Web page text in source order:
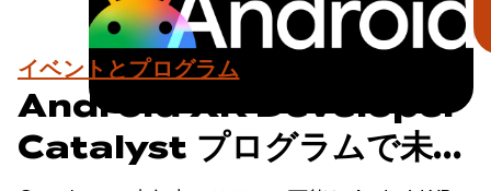
イベントとプログラム
Android XR Developer
Catalyst プログラムで未来